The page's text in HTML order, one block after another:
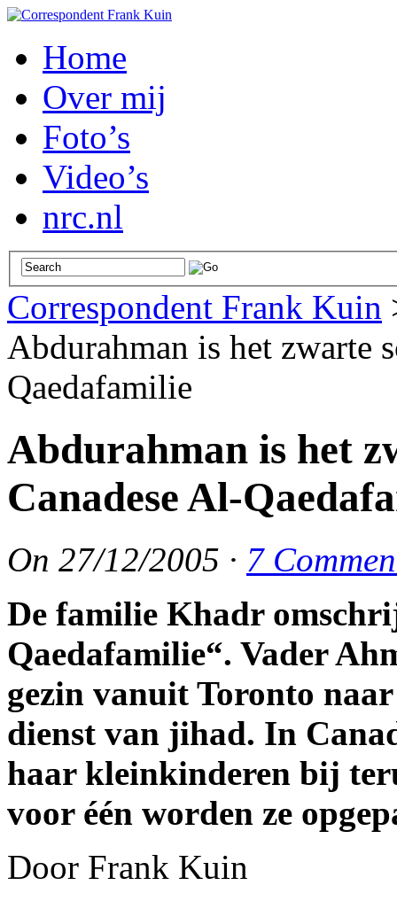
Home
Over mij
Foto’s
Video’s
nrc.nl
Correspondent Frank Kuin
Abdurahman is het zwarte
Qaedafamilie
Abdurahman is het
Canadese Al-
On 27/12/2005 · 7
De familie Khadr
Qaedafamilie“. Vader
gezin vanuit Toronto
dienst van jihad. In
haar kleinkinderen bij
voor één worden ze
Door Frank Kuin